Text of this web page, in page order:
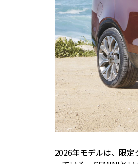
2026年モデルは、限